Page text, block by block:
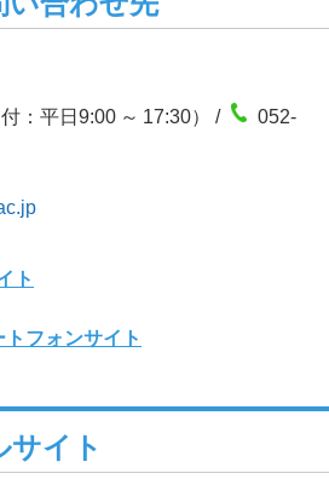
：平日9:00 ～ 17:30） /
052-
ト
フォンサイト
サイト